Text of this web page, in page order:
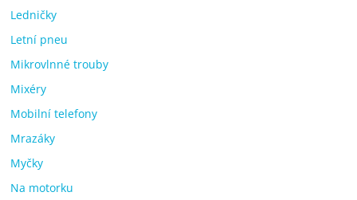
Ledničky
Letní pneu
Mikrovlnné trouby
Mixéry
Mobilní telefony
Mrazáky
Myčky
Na motorku